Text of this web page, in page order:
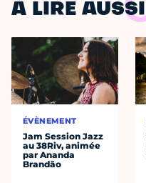
À LIRE AUSSI
ÉVÈNEMENT
Jam Session Jazz
au 38Riv, animée
par Ananda
Brandão